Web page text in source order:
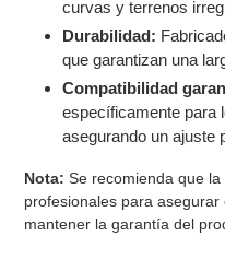
curvas y terrenos
Durabilidad:
que garantizan una
Compatibilidad
específicamente para
asegurando un ajuste
Nota: Se recomienda que
profesionales para
mantener la garantía del